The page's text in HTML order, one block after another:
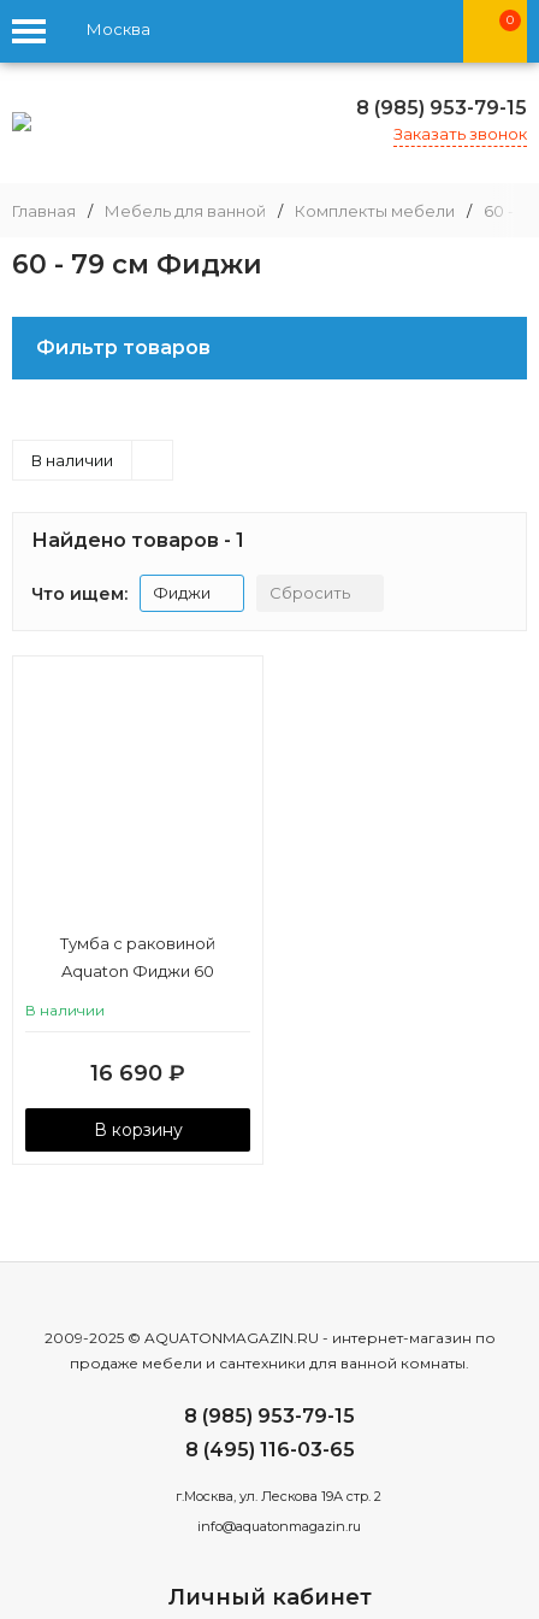
Москва 0
8 (985) 953-79-15
Заказать звонок
Главная / Мебель для ванной / Комплекты мебели / 60 -
60 - 79 см Фиджи
Фильтр товаров
В наличии
Найдено товаров - 1
Что ищем: Фиджи Сбросить
Тумба с раковиной
Aquaton Фиджи 60
В наличии
16 690 ₽
В корзину
2009-2025 © AQUATONMAGAZIN.RU - интернет-магазин по
продаже мебели и сантехники для ванной комнаты.
8 (985) 953-79-15
8 (495) 116-03-65
г.Москва, ул. Лескова 19А стр. 2
info@aquatonmagazin.ru
Личный кабинет